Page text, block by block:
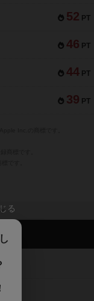
52 PT
46 PT
44 PT
39 PT
る